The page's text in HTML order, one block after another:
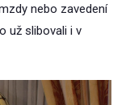
nebo zavedení
už slibovali i v